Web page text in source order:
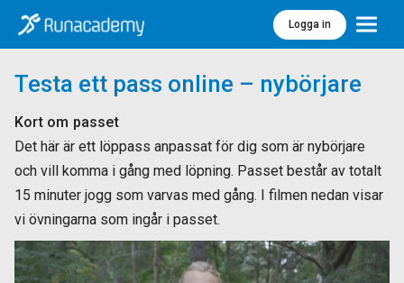
Logga in Meny
Testa ett pass online – nybörjare
Kort om passet
Det här är ett löppass anpassat för dig som är nybörjare
och vill komma i gång med löpning. Passet består av totalt
15 minuter jogg som varvas med gång. I filmen nedan visar
vi övningarna som ingår i passet.